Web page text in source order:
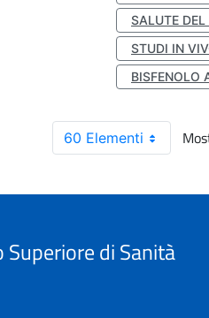
SALUTE
STUDI IN
BISFENOLO
60 Elementi
di Sanità